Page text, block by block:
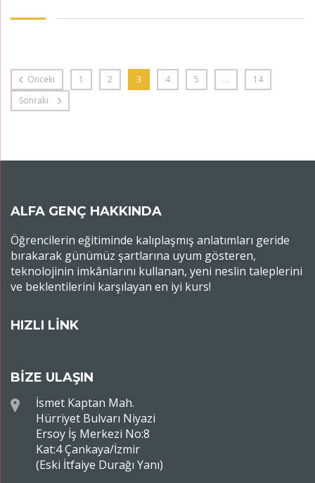
Önceki 1 2 3 4 5 …
14
Sonraki
ALFA GENÇ HAKKINDA
Öğrencilerin eğitiminde kalıplaşmış anlatımları geride
bırakarak günümüz şartlarına uyum gösteren,
teknolojinin imkânlarını kullanan, yeni neslin taleplerini
ve beklentilerini karşılayan en iyi kurs!
HIZLI LİNK
BİZE ULAŞIN
İsmet Kaptan Mah.
Hürriyet Bulvarı Niyazi
Ersoy İş Merkezi No:8
Kat:4 Çankaya/İzmir
(Eski İtfaiye Durağı Yanı)